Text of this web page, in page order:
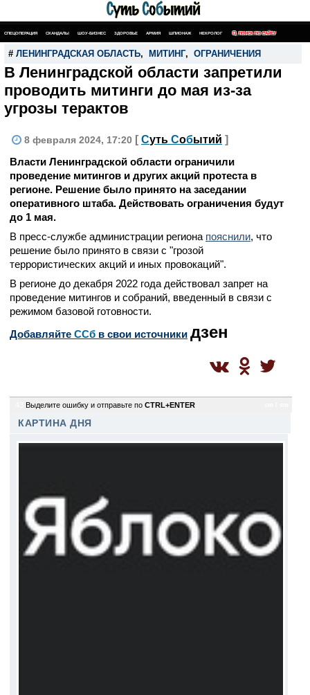
СПЕЦОПЕРАЦИЯ СКАНДАЛЫ ШОУ-БИЗНЕС ЗДОРОВЬЕ АРМИЯ ШПИОНАЖ НЕКРОЛОГ ПОИСК ПО САЙТУ
# ЛЕНИНГРАДСКАЯ ОБЛАСТЬ, МИТИНГ, ОГРАНИЧЕНИЯ
В Ленинградской области запретили
проводить митинги до мая из-за
угрозы терактов
8 февраля 2024, 17:20 [ Суть Событий ]
Власти Ленинградской области ограничили
проведение митингов и других акций протеста в
регионе. Решение было принято на заседании
оперативного штаба. Действовать ограничения будут
до 1 мая.
В пресс-службе администрации региона пояснили, что
решение было принято в связи с "грозой
террористических акций и иных провокаций".
В регионе до декабря 2022 года действовал запрет на
проведение митингов и собраний, введенный в связи с
режимом базовой готовности.
Добавляйте CСб в свои источники дзен
Выделите ошибку и отправьте по CTRL+ENTER
КАРТИНА ДНЯ